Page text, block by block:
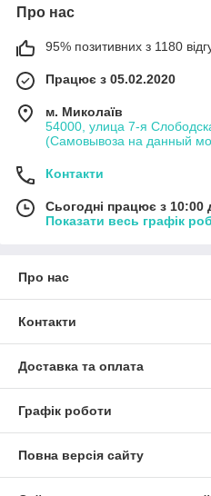
Про нас
95% позитивних з 1180
Працює з 05.02.2020
м. Миколаїв
54000, улица 7-я
(Самовывоза на данный
Контакти
Сьогодні працює з 10:00
Показати весь графік
Про нас
Контакти
Доставка та оплата
Графік роботи
Повна версія сайту